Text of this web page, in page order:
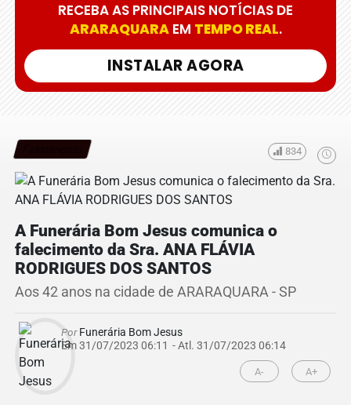
RECEBA AS PRINCIPAIS NOTÍCIAS DE
ARARAQUARAEM TEMPO REAL.
INSTALAR AGORA
834
A Funerária Bom Jesus comunica o
falecimento da Sra. ANA FLÁVIA
RODRIGUES DOS SANTOS
Aos 42 anos na cidade de ARARAQUARA - SP
PorFunerária Bom Jesus
Em 31/07/2023 06:11 - Atl. 31/07/2023 06:14
A- A+